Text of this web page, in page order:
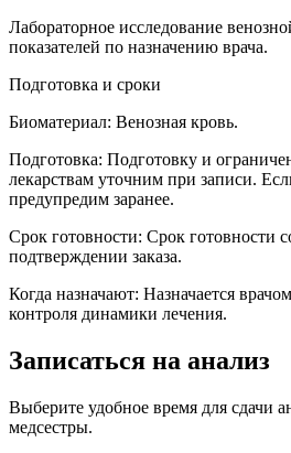
Лабораторное исследование
показателей по назначению врача.
Подготовка и сроки
Биоматериал: Венозная кровь.
Подготовка: Подготовку и
лекарствам уточним при записи.
предупредим заранее.
Срок готовности: Срок готовности
подтверждении заказа.
Когда назначают: Назначается
контроля динамики лечения.
Записаться на анализ
Выберите удобное время для сдачи
медсестры.